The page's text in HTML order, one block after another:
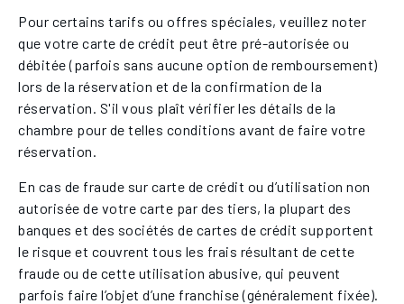
Pour certains tarifs ou offres spéciales, veuillez noter
que votre carte de crédit peut être pré-autorisée ou
débitée (parfois sans aucune option de remboursement)
lors de la réservation et de la confirmation de la
réservation. S'il vous plaît vérifier les détails de la
chambre pour de telles conditions avant de faire votre
réservation.
En cas de fraude sur carte de crédit ou d’utilisation non
autorisée de votre carte par des tiers, la plupart des
banques et des sociétés de cartes de crédit supportent
le risque et couvrent tous les frais résultant de cette
fraude ou de cette utilisation abusive, qui peuvent
parfois faire l’objet d’une franchise (généralement fixée).